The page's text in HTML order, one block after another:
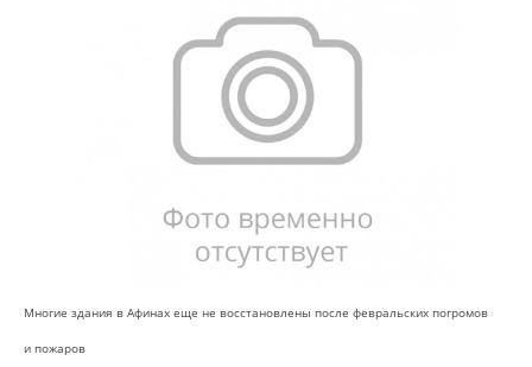
Многие здания в Афинах еще не восстановлены после февральских погромов
и пожаров